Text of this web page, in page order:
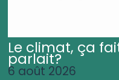
Le climat, ça
parlait?
6 août 2026